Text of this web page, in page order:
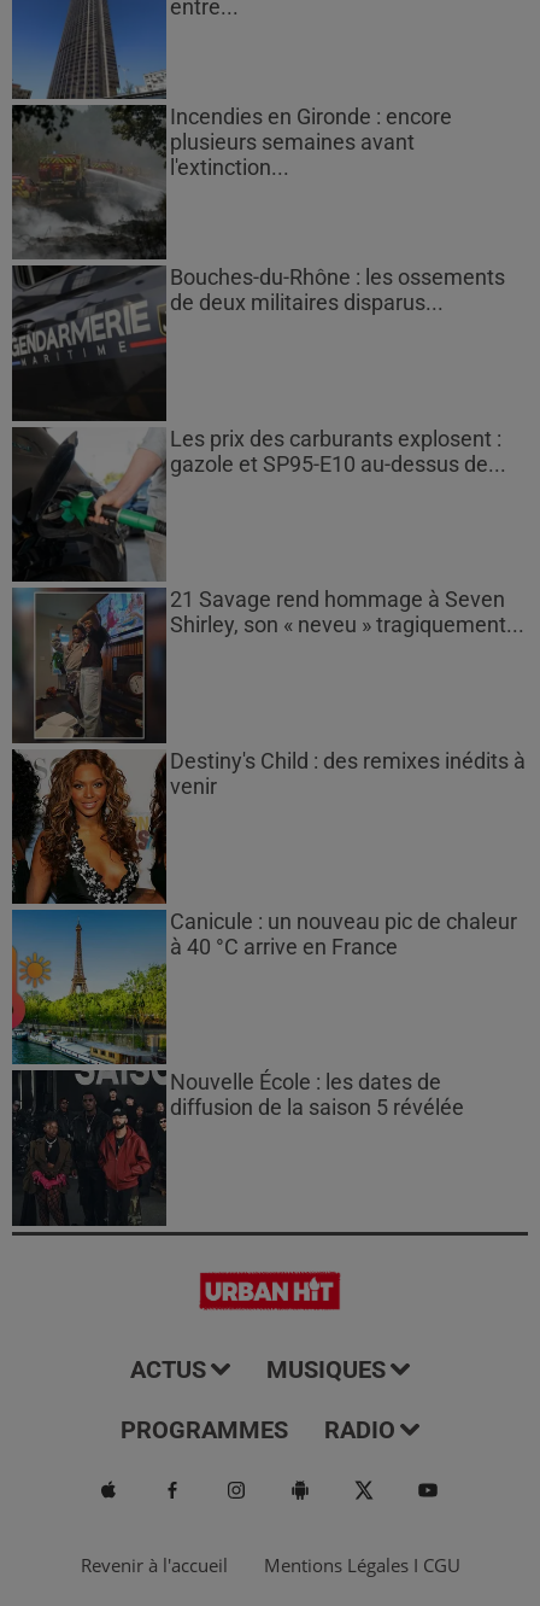
entre...
Incendies en Gironde : encore
plusieurs semaines avant
l'extinction...
Bouches-du-Rhône : les ossements
de deux militaires disparus...
Les prix des carburants explosent :
gazole et SP95-E10 au-dessus de...
21 Savage rend hommage à Seven
Shirley, son « neveu » tragiquement...
Destiny's Child : des remixes inédits à
venir
Canicule : un nouveau pic de chaleur
à 40 °C arrive en France
Nouvelle École : les dates de
diffusion de la saison 5 révélée
ACTUS MUSIQUES
PROGRAMMES RADIO
Revenir à l'accueil Mentions Légales I CGU